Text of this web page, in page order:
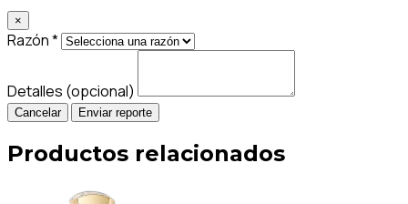
×
Razón *
Detalles (opcional)
Cancelar Enviar reporte
Productos relacionados